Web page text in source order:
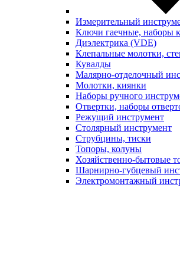
Измерительный
Ключи гаечные, наборы
Диэлектрика (VDE)
Клепальные молотки,
Кувалды
Малярно-отделочный
Молотки, киянки
Наборы ручного
Отвертки, наборы
Режущий инструмент
Столярный инструмент
Струбцины, тиски
Топоры, колуны
Хозяйственно-бытовые
Шарнирно-губцевый
Электромонтажный